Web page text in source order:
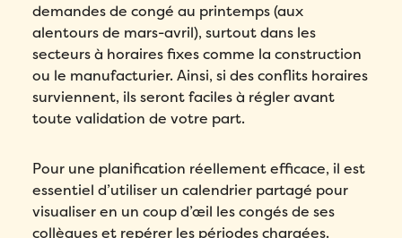
demandes de congé au printemps (aux
alentours de mars-avril), surtout dans les
secteurs à horaires fixes comme la construction
ou le manufacturier. Ainsi, si des conflits horaires
surviennent, ils seront faciles à régler avant
toute validation de votre part.
Pour une planification réellement efficace, il est
essentiel d’utiliser un calendrier partagé pour
visualiser en un coup d’œil les congés de ses
collègues et repérer les périodes chargées.